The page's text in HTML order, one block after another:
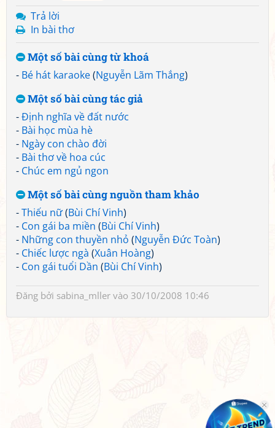
Trả lời
In bài thơ
Một số bài cùng từ khoá
- Bé hát karaoke(Nguyễn Lãm Thắng)
Một số bài cùng tác giả
-Định nghĩa về đất nước
- Bài học mùa hè
- Ngày con chào đời
- Bài thơ về hoa cúc
- Chúc em ngủ ngon
Một số bài cùng nguồn tham khảo
-Thiếu nữ(Bùi Chí Vinh)
- Con gái ba miền (Bùi Chí Vinh)
- Những con thuyền nhỏ (Nguyễn Đức Toàn)
- Chiếc lược ngà (Xuân Hoàng)
- Con gái tuổi Dần (Bùi Chí Vinh)
Đăng bởi sabina_mller vào 30/10/2008 10:46